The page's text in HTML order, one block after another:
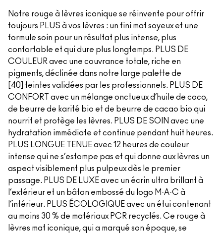
Notre rouge à lèvres iconique se réinvente pour offrir
toujours PLUS à vos lèvres : un fini mat soyeux et une
formule soin pour un résultat plus intense, plus
confortable et qui dure plus longtemps. PLUS DE
COULEUR avec une couvrance totale, riche en
pigments, déclinée dans notre large palette de
[40] teintes validées par les professionnels. PLUS DE
CONFORT avec un mélange onctueux d’huile de coco,
de beurre de karité bio et de beurre de cacao bio qui
nourrit et protège les lèvres. PLUS DE SOIN avec une
hydratation immédiate et continue pendant huit heures.
PLUS LONGUE TENUE avec 12 heures de couleur
intense qui ne s’estompe pas et qui donne aux lèvres un
aspect visiblement plus pulpeux dès le premier
passage. PLUS DE LUXE avec un écrin ultra brillant à
l’extérieur et un bâton embossé du logo M·A·C à
l’intérieur. PLUS ÉCOLOGIQUE avec un étui contenant
au moins 30 % de matériaux PCR recyclés. Ce rouge à
lèvres mat iconique, qui a marqué son époque, se